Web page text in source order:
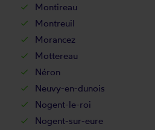
Montireau
Montreuil
Morancez
Mottereau
Néron
Neuvy-en-dunois
Nogent-le-roi
Nogent-sur-eure